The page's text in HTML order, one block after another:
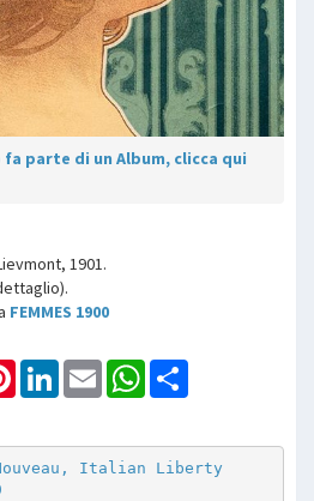
parte di un Album, clicca qui
1901.
FEMMES 1900
PinterestLinkedInEmail WhatsApp
Italian Liberty